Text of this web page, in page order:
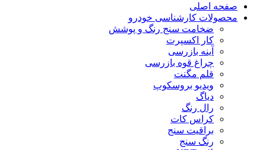
صفحه اصلی
محصولات کارشناسی خودرو
ضخامت سنج رنگ و پوشش
کار اکسپرت
آینه بازرسی
چراغ قوه بازرسی
قلم مگنت
ویدیو بروسکوپ
دیاگ
رال رنگ
کراس کات
براقیت سنج
رنگ سنج